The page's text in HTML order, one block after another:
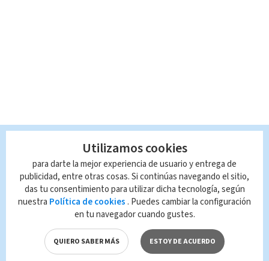
Utilizamos cookies
para darte la mejor experiencia de usuario y entrega de
publicidad, entre otras cosas. Si continúas navegando el sitio,
das tu consentimiento para utilizar dicha tecnología, según
nuestra Política de cookies . Puedes cambiar la configuración
en tu navegador cuando gustes.
QUIERO SABER MÁS ESTOY DE ACUERDO